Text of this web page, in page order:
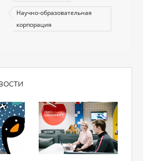
Научно-образовательная
корпорация